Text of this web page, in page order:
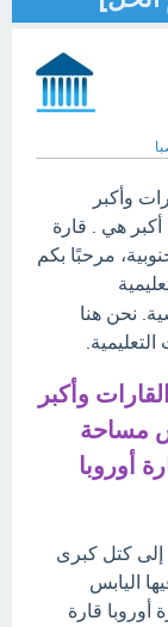
وأكبر
هي . قارة
مرحبًا بكم
نحن هنا
وأكبر
مساحة
أوروبا
إلى كتل كبرى
اليابس
أوروبا قارة